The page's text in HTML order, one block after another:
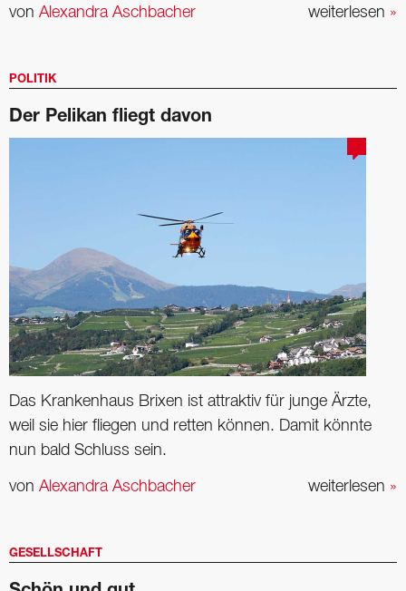
weiterlesen »
von Alexandra Aschbacher
POLITIK
Der Pelikan fliegt davon
Das Krankenhaus Brixen ist attraktiv für junge Ärzte,
weil sie hier fliegen und retten können. Damit könnte
nun bald Schluss sein.
weiterlesen »
von Alexandra Aschbacher
GESELLSCHAFT